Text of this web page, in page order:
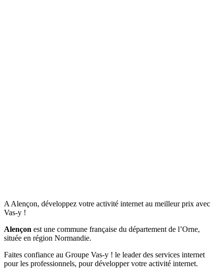
A Alençon, développez votre activité internet au meilleur prix avec
Vas-y !
Alençon est une commune française du département de l’Orne,
située en région Normandie.
Faites confiance au Groupe Vas-y ! le leader des services internet
pour les professionnels, pour développer votre activité internet.